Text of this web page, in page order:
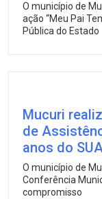
O município de
ação “Meu Pai
Pública do Estado
Mucuri
de
anos do
O município de
Conferência
compromisso